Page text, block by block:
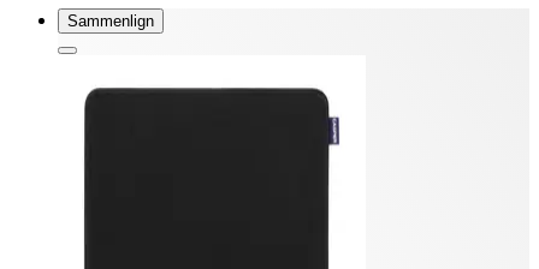
Sammenlign